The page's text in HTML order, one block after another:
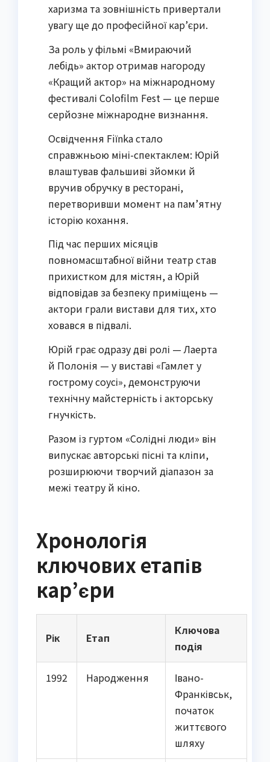
харизма та зовнішність привертали
увагу ще до професійної кар’єри.
За роль у фільмі «Вмираючий
лебідь» актор отримав нагороду
«Кращий актор» на міжнародному
фестивалі Colofilm Fest — це перше
серйозне міжнародне визнання.
Освідчення Fiїnka стало
справжньою міні-спектаклем: Юрій
влаштував фальшиві зйомки й
вручив обручку в ресторані,
перетворивши момент на пам’ятну
історію кохання.
Під час перших місяців
повномасштабної війни театр став
прихистком для містян, а Юрій
відповідав за безпеку приміщень —
актори грали вистави для тих, хто
ховався в підвалі.
Юрій грає одразу дві ролі — Лаерта
й Полонія — у виставі «Гамлет у
гострому соусі», демонструючи
технічну майстерність і акторську
гнучкість.
Разом із гуртом «Солідні люди» він
випускає авторські пісні та кліпи,
розширюючи творчий діапазон за
межі театру й кіно.
Хронологія
ключових етапів
кар’єри
Рік Етап
Ключова
подія
1992 Народження
Івано-
Франківськ,
початок
життєвого
шляху